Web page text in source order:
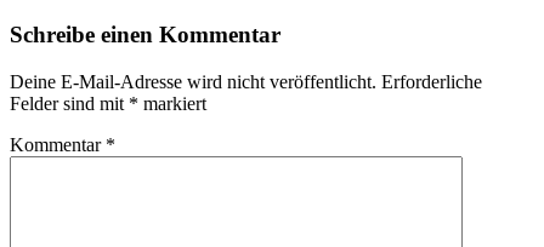
Schreibe einen Kommentar
Deine E-Mail-Adresse wird nicht veröffentlicht. Erforderliche
Felder sind mit * markiert
Kommentar *